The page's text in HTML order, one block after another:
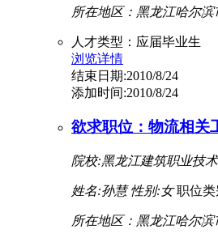
所在地区：黑龙江哈尔滨
人才类型：应届毕业生
浏览详情
结束日期:2010/8/24
添加时间:2010/8/24
欲求职位：物流相关
院校:黑龙江建筑职业技
姓名:孙慧 性别:女职位类
所在地区：黑龙江哈尔滨